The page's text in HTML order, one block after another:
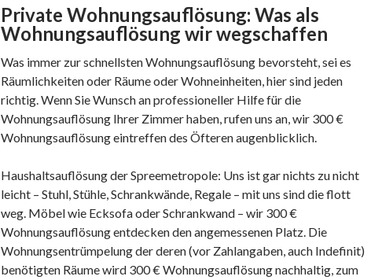
Private Wohnungsauflösung: Was als
Wohnungsauflösung wir wegschaffen
Was immer zur schnellsten Wohnungsauflösung bevorsteht, sei es
Räumlichkeiten oder Räume oder Wohneinheiten, hier sind jeden
richtig. Wenn Sie Wunsch an professioneller Hilfe für die
Wohnungsauflösung Ihrer Zimmer haben, rufen uns an, wir 300 €
Wohnungsauflösung eintreffen des Öfteren augenblicklich.
Haushaltsauflösung der Spreemetropole: Uns ist gar nichts zu nicht
leicht – Stuhl, Stühle, Schrankwände, Regale – mit uns sind die flott
weg. Möbel wie Ecksofa oder Schrankwand – wir 300 €
Wohnungsauflösung entdecken den angemessenen Platz. Die
Wohnungsentrümpelung der deren (vor Zahlangaben, auch Indefinit)
benötigten Räume wird 300 € Wohnungsauflösung nachhaltig, zum